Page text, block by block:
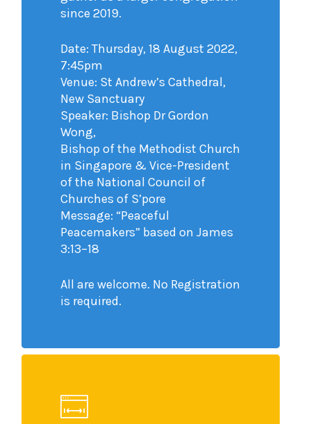
since 2019.
Date: Thursday, 18 August 2022,
7:45pm
Venue: St Andrew’s Cathedral,
New Sanctuary
Speaker: Bishop Dr Gordon
Wong,
Bishop of the Methodist Church
in Singapore & Vice-President
of the National Council of
Churches of S’pore
Message: “Peaceful
Peacemakers” based on James
3:13–18
All are welcome. No Registration
is required.